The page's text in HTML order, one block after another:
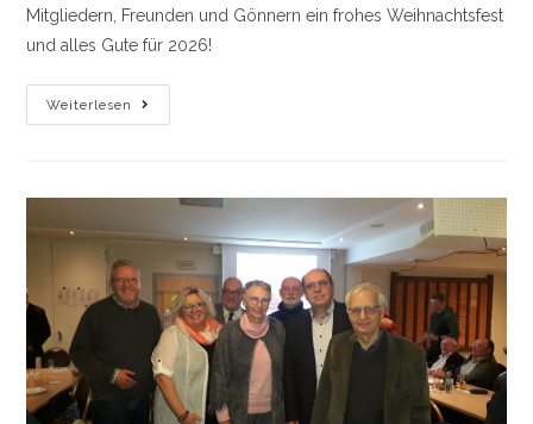
Mitgliedern, Freunden und Gönnern ein frohes Weihnachtsfest
und alles Gute für 2026!
Weiterlesen
Ein
Frohes